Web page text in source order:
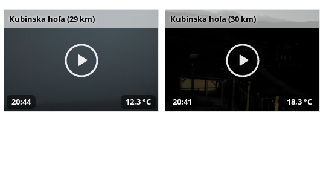
Kubínska hoľa (29 km)
20:44 12,3 °C
Kubínska hoľa (30 km)
20:41 18,3 °C